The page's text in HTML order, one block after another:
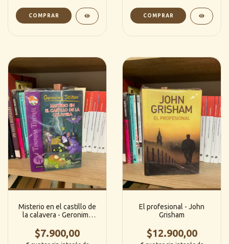
Misterio en el castillo de
la calavera - Geronimo
$7.900,00
El profesional - John
Grisham
$12.900,00